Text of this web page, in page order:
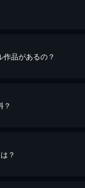
品があるの？
？
？